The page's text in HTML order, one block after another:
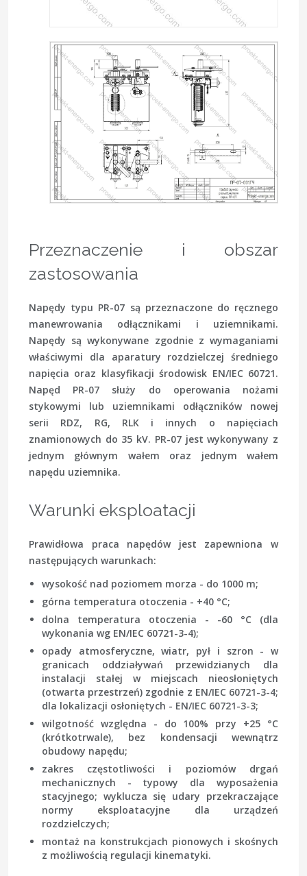
Przeznaczenie i obszar
zastosowania
Napędy typu PR-07 są przeznaczone do ręcznego
manewrowania odłącznikami i uziemnikami.
Napędy są wykonywane zgodnie z wymaganiami
właściwymi dla aparatury rozdzielczej średniego
napięcia oraz klasyfikacji środowisk EN/IEC 60721.
Napęd PR-07 służy do operowania nożami
stykowymi lub uziemnikami odłączników nowej
serii RDZ, RG, RLK i innych o napięciach
znamionowych do 35 kV. PR-07 jest wykonywany z
jednym głównym wałem oraz jednym wałem
napędu uziemnika.
Warunki eksploatacji
Prawidłowa praca napędów jest zapewniona w
następujących warunkach:
wysokość nad poziomem morza - do 1000 m;
górna temperatura otoczenia - +40 °C;
dolna temperatura otoczenia - -60 °C (dla
wykonania wg EN/IEC 60721-3-4);
opady atmosferyczne, wiatr, pył i szron - w
granicach oddziaływań przewidzianych dla
instalacji stałej w miejscach nieosłoniętych
(otwarta przestrzeń) zgodnie z EN/IEC 60721-3-4;
dla lokalizacji osłoniętych - EN/IEC 60721-3-3;
wilgotność względna - do 100% przy +25 °C
(krótkotrwale), bez kondensacji wewnątrz
obudowy napędu;
zakres częstotliwości i poziomów drgań
mechanicznych - typowy dla wyposażenia
stacyjnego; wyklucza się udary przekraczające
normy eksploatacyjne dla urządzeń
rozdzielczych;
montaż na konstrukcjach pionowych i skośnych
z możliwością regulacji kinematyki.